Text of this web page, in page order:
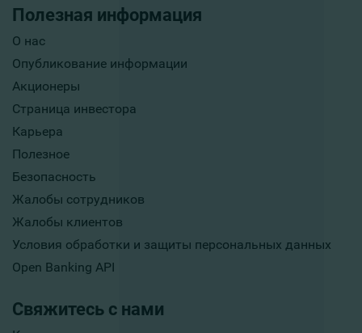
Полезная информация
О нас
Опубликование информации
Акционеры
Страница инвестора
Карьера
Полезное
Безопасность
Жалобы сотрудников
Жалобы клиентов
Условия обработки и защиты персональных данных
Open Banking API
Свяжитесь с нами